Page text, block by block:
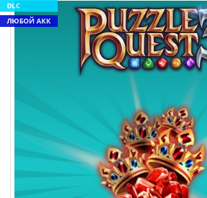
DLC
ЛЮБОЙ АКК